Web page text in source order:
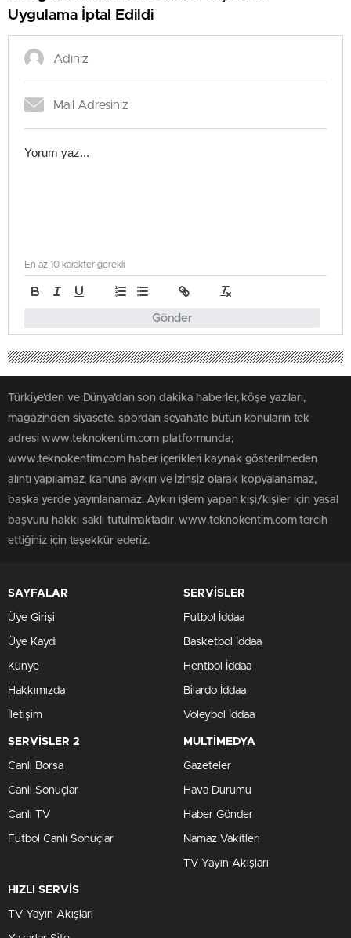
Uygulama İptal Edildi
Gönder
En az 10 karakter gerekli
Türkiye'den ve Dünya’dan son dakika haberler, köşe yazıları,
magazinden siyasete, spordan seyahate bütün konuların tek
adresi www.teknokentim.com platformunda;
www.teknokentim.com haber içerikleri kaynak gösterilmeden
alıntı yapılamaz, kanuna aykırı ve izinsiz olarak kopyalanamaz,
başka yerde yayınlanamaz. Aykırı işlem yapan kişi/kişiler için yasal
başvuru hakkı saklı tutulmaktadır. www.teknokentim.com tercih
ettiğiniz için teşekkür ederiz.
SAYFALAR
Üye Girişi
Üye Kaydı
Künye
Hakkımızda
İletişim
SERVİSLER
Futbol İddaa
Basketbol İddaa
Hentbol İddaa
Bilardo İddaa
Voleybol İddaa
SERVİSLER 2
Canlı Borsa
Canlı Sonuçlar
Canlı TV
Futbol Canlı Sonuçlar
MULTİMEDYA
Gazeteler
Hava Durumu
Haber Gönder
Namaz Vakitleri
TV Yayın Akışları
HIZLI SERVİS
TV Yayın Akışları